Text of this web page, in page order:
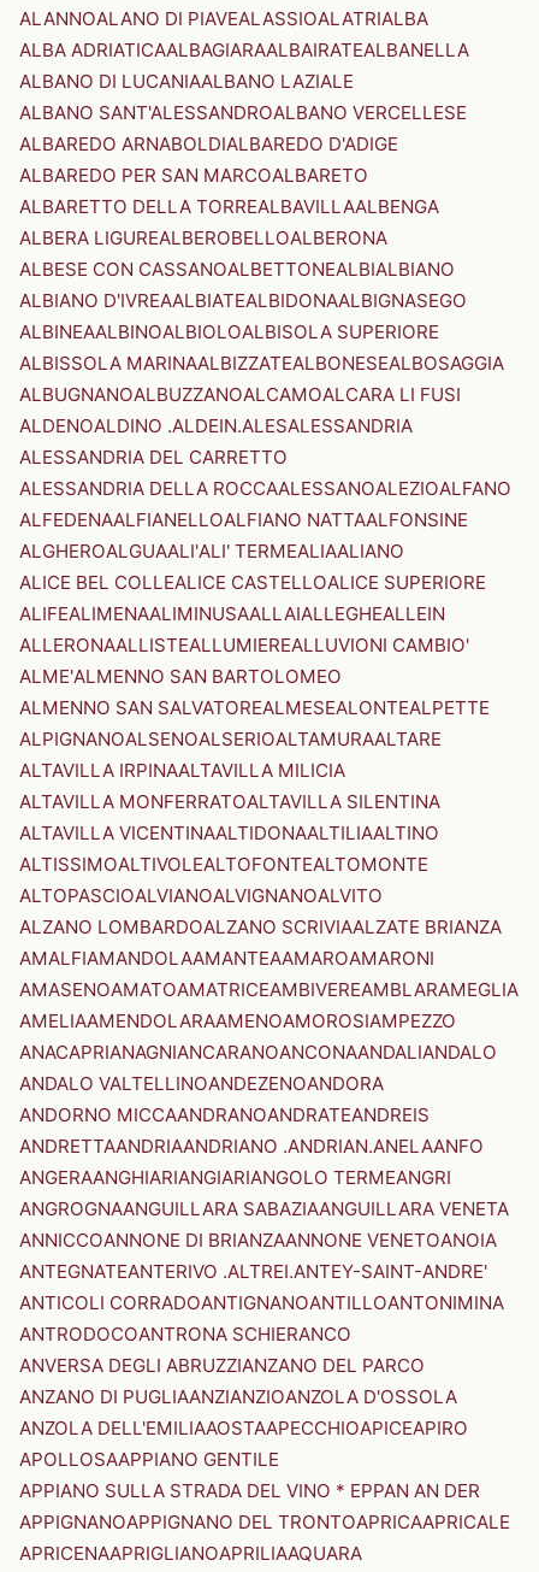
ALANNOALANO DI PIAVEALASSIOALATRIALBA
ALBA ADRIATICAALBAGIARAALBAIRATEALBANELLA
ALBANO DI LUCANIAALBANO LAZIALE
ALBANO SANT'ALESSANDROALBANO VERCELLESE
ALBAREDO ARNABOLDIALBAREDO D'ADIGE
ALBAREDO PER SAN MARCOALBARETO
ALBARETTO DELLA TORREALBAVILLAALBENGA
ALBERA LIGUREALBEROBELLOALBERONA
ALBESE CON CASSANOALBETTONEALBIALBIANO
ALBIANO D'IVREAALBIATEALBIDONAALBIGNASEGO
ALBINEAALBINOALBIOLOALBISOLA SUPERIORE
ALBISSOLA MARINAALBIZZATEALBONESEALBOSAGGIA
ALBUGNANOALBUZZANOALCAMOALCARA LI FUSI
ALDENOALDINO .ALDEIN.ALESALESSANDRIA
ALESSANDRIA DEL CARRETTO
ALESSANDRIA DELLA ROCCAALESSANOALEZIOALFANO
ALFEDENAALFIANELLOALFIANO NATTAALFONSINE
ALGHEROALGUAALI'ALI' TERMEALIAALIANO
ALICE BEL COLLEALICE CASTELLOALICE SUPERIORE
ALIFEALIMENAALIMINUSAALLAIALLEGHEALLEIN
ALLERONAALLISTEALLUMIEREALLUVIONI CAMBIO'
ALME'ALMENNO SAN BARTOLOMEO
ALMENNO SAN SALVATOREALMESEALONTEALPETTE
ALPIGNANOALSENOALSERIOALTAMURAALTARE
ALTAVILLA IRPINAALTAVILLA MILICIA
ALTAVILLA MONFERRATOALTAVILLA SILENTINA
ALTAVILLA VICENTINAALTIDONAALTILIAALTINO
ALTISSIMOALTIVOLEALTOFONTEALTOMONTE
ALTOPASCIOALVIANOALVIGNANOALVITO
ALZANO LOMBARDOALZANO SCRIVIAALZATE BRIANZA
AMALFIAMANDOLAAMANTEAAMAROAMARONI
AMASENOAMATOAMATRICEAMBIVEREAMBLARAMEGLIA
AMELIAAMENDOLARAAMENOAMOROSIAMPEZZO
ANACAPRIANAGNIANCARANOANCONAANDALIANDALO
ANDALO VALTELLINOANDEZENOANDORA
ANDORNO MICCAANDRANOANDRATEANDREIS
ANDRETTAANDRIAANDRIANO .ANDRIAN.ANELAANFO
ANGERAANGHIARIANGIARIANGOLO TERMEANGRI
ANGROGNAANGUILLARA SABAZIAANGUILLARA VENETA
ANNICCOANNONE DI BRIANZAANNONE VENETOANOIA
ANTEGNATEANTERIVO .ALTREI.ANTEY-SAINT-ANDRE'
ANTICOLI CORRADOANTIGNANOANTILLOANTONIMINA
ANTRODOCOANTRONA SCHIERANCO
ANVERSA DEGLI ABRUZZIANZANO DEL PARCO
ANZANO DI PUGLIAANZIANZIOANZOLA D'OSSOLA
ANZOLA DELL'EMILIAAOSTAAPECCHIOAPICEAPIRO
APOLLOSAAPPIANO GENTILE
APPIANO SULLA STRADA DEL VINO * EPPAN AN DER
APPIGNANOAPPIGNANO DEL TRONTOAPRICAAPRICALE
APRICENAAPRIGLIANOAPRILIAAQUARA